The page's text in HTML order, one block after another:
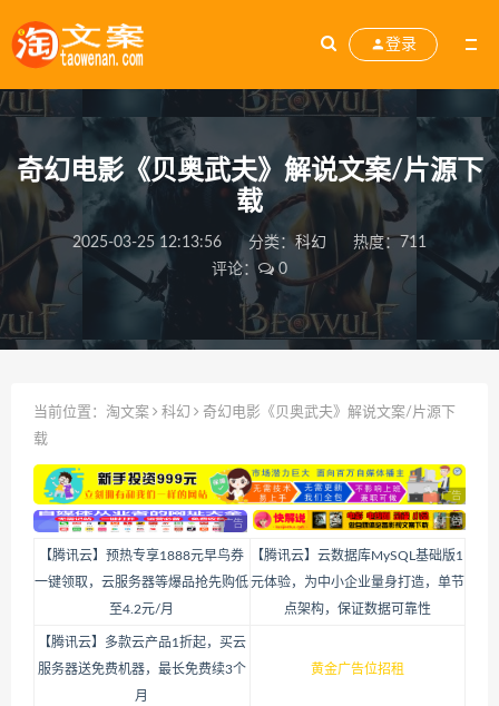
登录
奇幻电影《贝奥武夫》解说文案/片源下
载
2025-03-25 12:13:56 分类：科幻
热度：711
评论：
0
当前位置： 淘文案 科幻
奇幻电影《贝奥武夫》解说文案/片源下
载
【腾讯云】预热专享1888元早鸟券
一键领取，云服务器等爆品抢先购低
至4.2元/月
【腾讯云】云数据库MySQL基础版1
元体验，为中小企业量身打造，单节
点架构，保证数据可靠性
【腾讯云】多款云产品1折起，买云
服务器送免费机器，最长免费续3个
月
黄金广告位招租